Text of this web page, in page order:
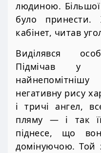
людиною.
було принести.
кабінет, читав
Виділявся
Підмічав у
негативну рису
і тричі ангел,
пляму — і так
піднесе, що
домінуючою. Той